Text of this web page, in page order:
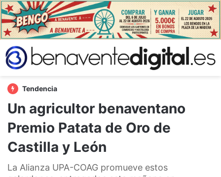
Tendencia
Un agricultor benaventano
Premio Patata de Oro de
Castilla y León
La Alianza UPA-COAG promueve estos